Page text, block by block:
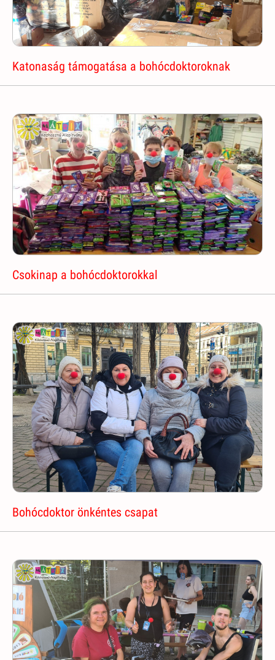
Katonaság támogatása a bohócdoktoroknak
Csokinap a bohócdoktorokkal
Bohócdoktor önkéntes csapat